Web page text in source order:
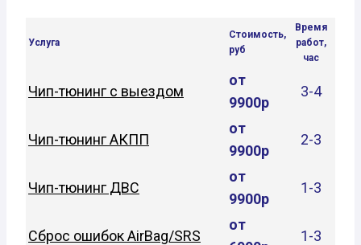
Услуга
Стоимость,
руб
Время
работ,
час
Чип-тюнинг с выездом
от
9900р
3-4
Чип-тюнинг АКПП
от
9900р
2-3
Чип-тюнинг ДВС
от
9900р
1-3
Сброс ошибок AirBag/SRS
от
1-3